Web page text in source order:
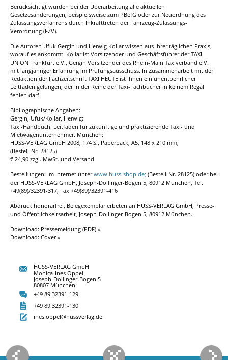
HUSS-VERLAG GmbH
Monica-Ines Oppel
Joseph-Dollinger-Bogen 5
80807 München
+49 89 32391-129
+49 89 32391-130
ines.oppel@hussverlag.de
Berücksichtigt wurden bei der Überarbeitung alle aktuellen
Gesetzesänderungen, beispielsweise zum PBefG oder zur Neuordnung des
Zulassungsverfahrens durch Inkrafttreten der Fahrzeug-Zulassungs-
Verordnung (FZV).
Die Autoren Ufuk Gergin und Herwig Kollar wissen aus Ihrer täglichen Praxis,
worauf es ankommt. Kollar ist Vorsitzender und Geschäftsführer der TAXI
UNION Frankfurt e.V., Gergin Vorsitzender des Rhein-Main Taxiverband e.V.
mit langjähriger Erfahrung im Prüfungsausschuss. In Zusammenarbeit mit der
Redaktion der Fachzeitschrift TAXI HEUTE ist ihnen ein unentbehrlicher
Leitfaden gelungen, der in der Reihe der Taxi-Fachbücher in keinem Regal
fehlen darf.
Bibliographische Angaben:
Gergin, Ufuk/Kollar, Herwig:
Taxi-Handbuch. Leitfaden für zukünftige und praktizierende Taxi- und
Mietwagenunternehmer. München:
HUSS-VERLAG GmbH 2008, 174 S., Paperback, A5, 148 x 210 mm,
(Bestell-Nr. 28125)
€ 24,90 zzgl. MwSt. und Versand
Bestellungen: Im Internet unterwww.huss-shop.de; (Bestell-Nr. 28125) oder bei
der HUSS-VERLAG GmbH, Joseph-Dollinger-Bogen 5, 80912 München, Tel.
+49(89)/32391-317, Fax +49(89)/32391-416
Abdruck honorarfrei, Belegexemplar erbeten an HUSS-VERLAG GmbH, Presse-
und Öffentlichkeitsarbeit, Joseph-Dollinger-Bogen 5, 80912 München.
Download: Pressemeldung (PDF) »
Download: Cover »